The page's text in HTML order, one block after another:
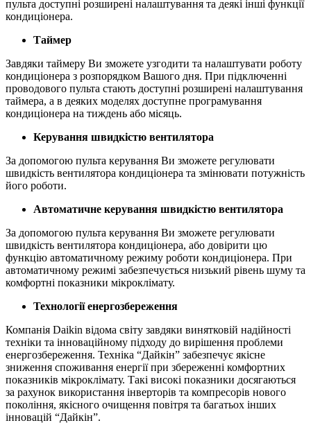
пульта доступні розширені налаштування та деякі інші функції
кондиціонера.
Таймер
Завдяки таймеру Ви зможете узгодити та налаштувати роботу
кондиціонера з розпорядком Вашого дня. При підключенні
проводового пульта стають доступні розширені налаштування
таймера, а в деяких моделях доступне програмування
кондиціонера на тиждень або місяць.
Керування швидкістю вентилятора
За допомогою пульта керування Ви зможете регулювати
швидкість вентилятора кондиціонера та змінювати потужність
його роботи.
Автоматичне керування швидкістю вентилятора
За допомогою пульта керування Ви зможете регулювати
швидкість вентилятора кондиціонера, або довірити цю
функцію автоматичному режиму роботи кондиціонера. При
автоматичному режимі забезпечується низький рівень шуму та
комфортні показники мікроклімату.
Технології енергозбереження
Компанія Daikin відома світу завдяки винятковій надійності
техніки та інноваційному підходу до вирішення проблеми
енергозбереження. Техніка “Дайкін” забезпечує якісне
зниження споживання енергії при збереженні комфортних
показників мікроклімату. Такі високі показники досягаються
за рахунок використання інверторів та компресорів нового
покоління, якісного очищення повітря та багатьох інших
інновацій “Дайкін”.